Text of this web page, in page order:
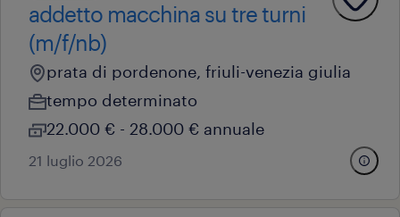
addetto macchina su tre turni
(m/f/nb)
prata di pordenone, friuli-venezia giulia
tempo determinato
22.000 € - 28.000 € annuale
21 luglio 2026